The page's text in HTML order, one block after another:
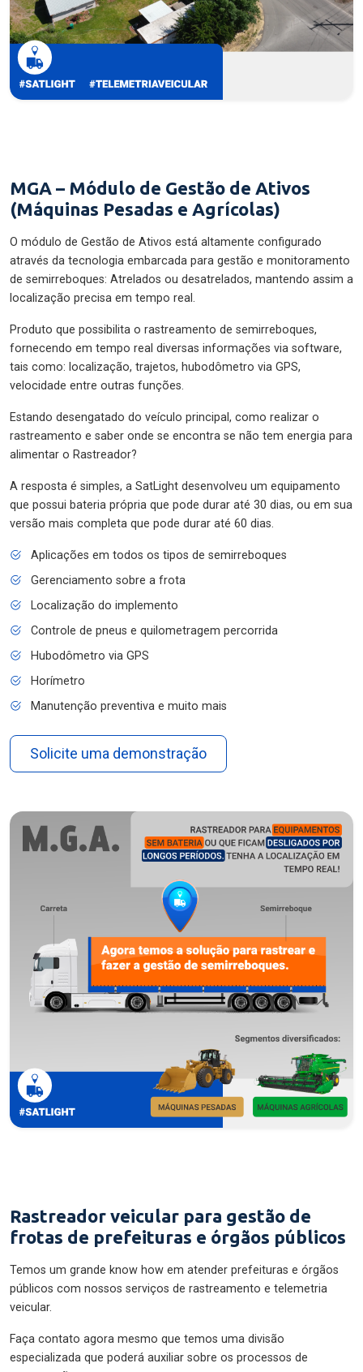
MGA – Módulo de Gestão de Ativos
(Máquinas Pesadas e Agrícolas)
O módulo de Gestão de Ativos está altamente configurado
através da tecnologia embarcada para gestão e monitoramento
de semirreboques: Atrelados ou desatrelados, mantendo assim a
localização precisa em tempo real.
Produto que possibilita o rastreamento de semirreboques,
fornecendo em tempo real diversas informações via software,
tais como: localização, trajetos, hubodômetro via GPS,
velocidade entre outras funções.
Estando desengatado do veículo principal, como realizar o
rastreamento e saber onde se encontra se não tem energia para
alimentar o Rastreador?
A resposta é simples, a SatLight desenvolveu um equipamento
que possui bateria própria que pode durar até 30 dias, ou em sua
versão mais completa que pode durar até 60 dias.
Aplicações em todos os tipos de semirreboques
Gerenciamento sobre a frota
Localização do implemento
Controle de pneus e quilometragem percorrida
Hubodômetro via GPS
Horímetro
Manutenção preventiva e muito mais
Solicite uma demonstração
Rastreador veicular para gestão de
frotas de prefeituras e órgãos públicos
Temos um grande know how em atender prefeituras e órgãos
públicos com nossos serviços de rastreamento e telemetria
veicular.
Faça contato agora mesmo que temos uma divisão
especializada que poderá auxiliar sobre os processos de